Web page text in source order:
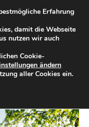
Erfahrung
damit die Webseite
nutzen wir auch
Cookie-
ändern
aller Cookies ein.